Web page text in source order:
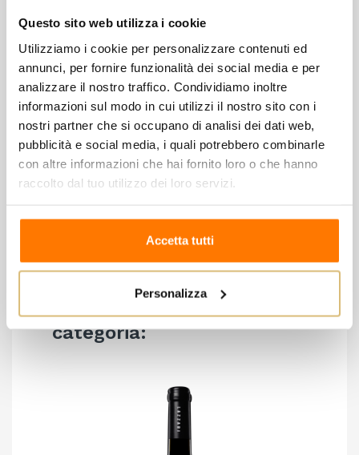
Questo sito web utilizza i cookie
Utilizziamo i cookie per personalizzare contenuti ed
annunci, per fornire funzionalità dei social media e per
analizzare il nostro traffico. Condividiamo inoltre
informazioni sul modo in cui utilizzi il nostro sito con i
nostri partner che si occupano di analisi dei dati web,
pubblicità e social media, i quali potrebbero combinarle
con altre informazioni che hai fornito loro o che hanno
raccolto dal tuo utilizzo dei loro servizi.
Accetta tutti
Personalizza
Grado alcolico: 12 %Vol
Premi e Riconoscimenti
MEDAGLIA DI BRONZO DECANTER 2016 – 86 PUNTI
MEDAGLIA D’ORO AWC VIENNA 2015
MEDAGLIA D’ARGENTO AWC VIENNA 2014
1° CLASSIFICATO SELEZIONE VINI BIANCHI ITALIANI
8 altri prodotti della stessa
categoria: